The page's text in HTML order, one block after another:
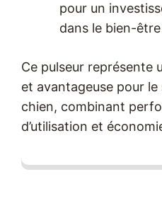
pour un
dans le bien-
Ce pulseur représente
et avantageuse pour
chien, combinant
d’utilisation et